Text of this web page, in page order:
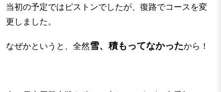
当初の予定ではピストンでしたが、復路でコースを変
更しました。
なぜかというと、全然雪、積もってなかったから！